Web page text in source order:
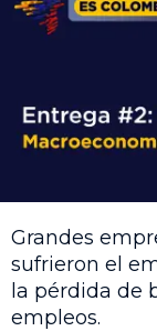
Grandes
sufrieron el
la pérdida de
empleos.